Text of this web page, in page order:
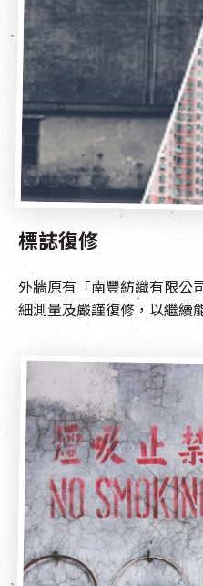
標誌復修
外牆原有「南豐紡織有限公
細測量及嚴謹復修，以繼續